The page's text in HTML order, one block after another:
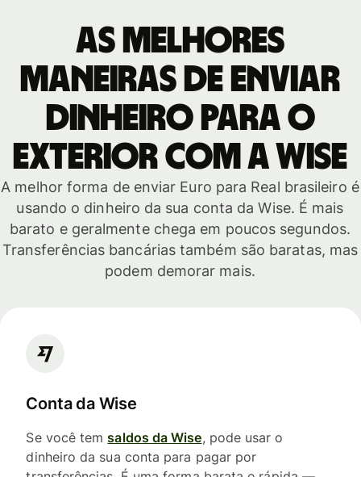
As melhores
maneiras de enviar
dinheiro para o
exterior com a Wise
A melhor forma de enviar Euro para Real brasileiro é
usando o dinheiro da sua conta da Wise. É mais
barato e geralmente chega em poucos segundos.
Transferências bancárias também são baratas, mas
podem demorar mais.
Conta da Wise
Se você temsaldos da Wise, pode usar o
dinheiro da sua conta para pagar por